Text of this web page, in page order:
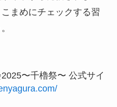
まめにチェックする習
〜千櫓祭〜 公式サイ